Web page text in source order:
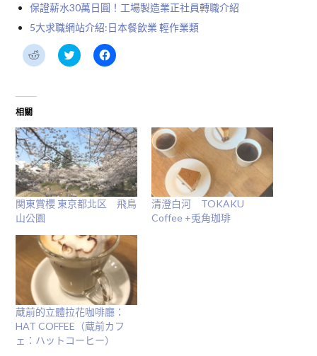
保證薪水30萬日圓！工場製造業正社員轉職介紹
5大求職網站介紹:日本餐飲業 輕作業類
分
享
開
啟)
分
享
開
啟)
按
一
新
視
窗
中
開
啟)
相關
関東賞櫻 東京都北区 飛鳥
山公園
清澄白河 TOKAKU
Coffee +兎角珈琲
蔵前的立體拉花咖啡廳：
HAT COFFEE（蔵前カフ
ェ：ハットコーヒー）